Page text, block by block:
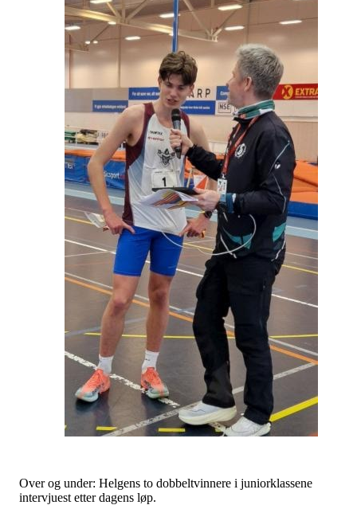
Over og under: Helgens to dobbeltvinnere i juniorklassene
intervjuest etter dagens løp.